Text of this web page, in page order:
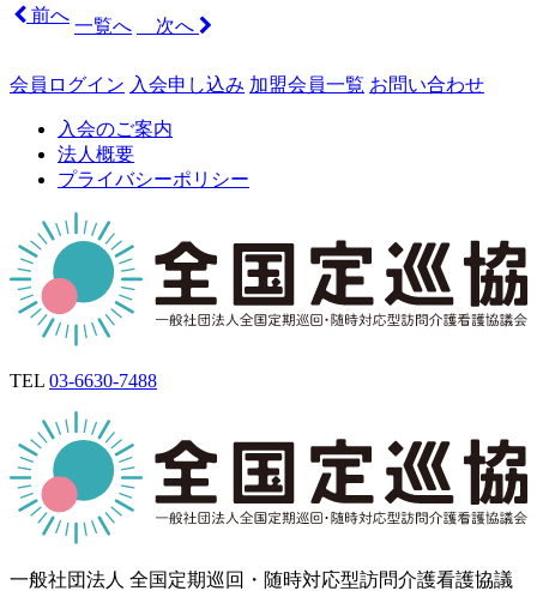
前へ
一覧へ 次へ
会員ログイン 入会申し込み 加盟会員一覧 お問い合わせ
入会のご案内
法人概要
プライバシーポリシー
TEL 03-6630-7488
一般社団法人 全国定期巡回・随時対応型訪問介護看護協議